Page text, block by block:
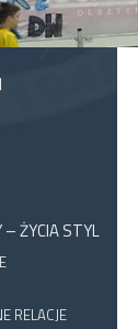
ŻYCIA STYL
RELACJE